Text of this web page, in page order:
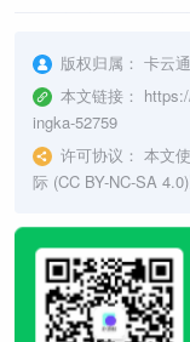
版权归属： 卡云
本文链接：
ingka-52759
许可协议： 本文
际 (CC BY-NC-SA 4.0)